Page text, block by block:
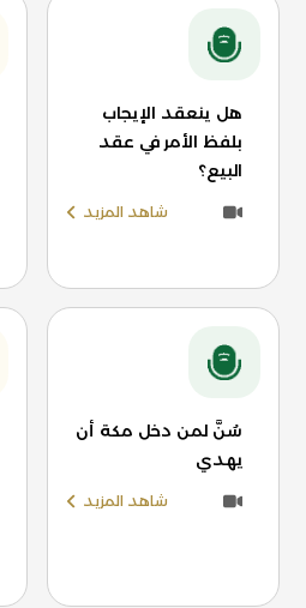
هل ينعقد الإيجاب
بلفظ الأمر في عقد
البيع؟
شاهد المزيد
سُنَّ لمن دخل مكة أن
يهدي
شاهد المزيد